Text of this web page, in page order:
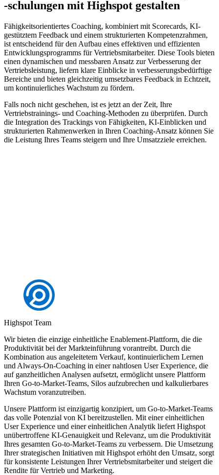
-schulungen mit Highspot gestalten
Fähigkeitsorientiertes Coaching, kombiniert mit Scorecards, KI-
gestütztem Feedback und einem strukturierten Kompetenzrahmen,
ist entscheidend für den Aufbau eines effektiven und effizienten
Entwicklungsprogramms für Vertriebsmitarbeiter. Diese Tools bieten
einen dynamischen und messbaren Ansatz zur Verbesserung der
Vertriebsleistung, liefern klare Einblicke in verbesserungsbedürftige
Bereiche und bieten gleichzeitig umsetzbares Feedback in Echtzeit,
um kontinuierliches Wachstum zu fördern.
Falls noch nicht geschehen, ist es jetzt an der Zeit, Ihre
Vertriebstrainings- und Coaching-Methoden zu überprüfen. Durch
die Integration des Trackings von Fähigkeiten, KI-Einblicken und
strukturierten Rahmenwerken in Ihren Coaching-Ansatz können Sie
die Leistung Ihres Teams steigern und Ihre Umsatzziele erreichen.
Highspot Team
Wir bieten die einzige einheitliche Enablement-Plattform, die die
Produktivität bei der Markteinführung vorantreibt. Durch die
Kombination aus angeleitetem Verkauf, kontinuierlichem Lernen
und Always-On-Coaching in einer nahtlosen User Experience, die
auf ganzheitlichen Analysen aufsetzt, ermöglicht unsere Plattform
Ihren Go-to-Market-Teams, Silos aufzubrechen und kalkulierbares
Wachstum voranzutreiben.
Unsere Plattform ist einzigartig konzipiert, um Go-to-Market-Teams
das volle Potenzial von KI bereitzustellen. Mit einer einheitlichen
User Experience und einer einheitlichen Analytik liefert Highspot
unübertroffene KI-Genauigkeit und Relevanz, um die Produktivität
Ihres gesamten Go-to-Market-Teams zu verbessern. Die Umsetzung
Ihrer strategischen Initiativen mit Highspot erhöht den Umsatz, sorgt
für konsistente Leistungen Ihrer Vertriebsmitarbeiter und steigert die
Rendite für Vertrieb und Marketing.